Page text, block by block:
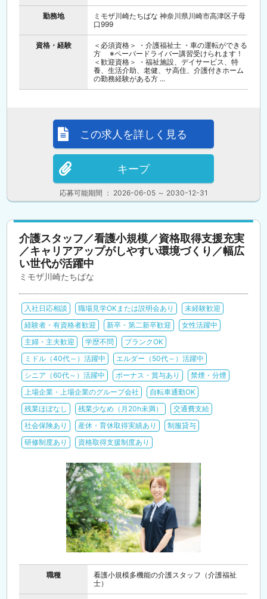
勤務地
ミモザ川崎たちばな 神奈川県川崎市高津区子母
口999
資格・経験
＜必須資格＞ ・介護福祉士 ・車の運転ができる
方 ※ペーパードライバー講習受けられます！
＜歓迎資格＞ ・福祉施設、デイサービス、特
養、生活介助、老健、サ高住、介護付きホーム
の勤務経験がある方 ...
応募可能期間 ： 2026-06-05 ～ 2030-12-31
この求人を詳しく見る
キープ
介護スタッフ／看護小規模／資格取得支援充実
／キャリアアップがしやすい環境づくり／幅広
い世代が活躍中
ミモザ川崎たちばな
入社日応相談 職場見学OKまたは説明会あり
未経験歓迎
経験者・有資格者歓迎
新卒・第二新卒歓迎
女性活躍中
主婦・主夫歓迎
学歴不問
ブランクOK
ミドル（40代～）活躍中
エルダー（50代～）活躍中
シニア（60代～）活躍中
ボーナス・賞与あり
禁煙・分煙
上場企業・上場企業のグループ会社
自転車通勤OK
残業ほぼなし
残業少なめ（月20h未満）
交通費支給
社会保険あり
産休・育休取得実績あり
制服貸与
研修制度あり
資格取得支援制度あり
職種
看護小規模多機能の介護スタッフ（介護福祉
士）